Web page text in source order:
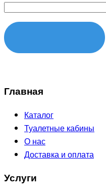
Главная
Каталог
Туалетные кабины
О нас
Доставка и оплата
Услуги